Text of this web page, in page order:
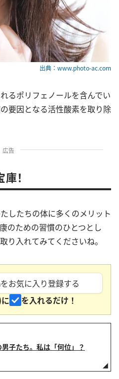
出典：www.photo-ac.com
るポリフェノールを含んでい
要因となる活性酸素を取り除
広告
！
したちの体に多くのメリット
のための習慣のひとつとし
り入れてみてくださいね。
をお気に入り登録する
を入れるだけ！
子たち。私は「何位」？